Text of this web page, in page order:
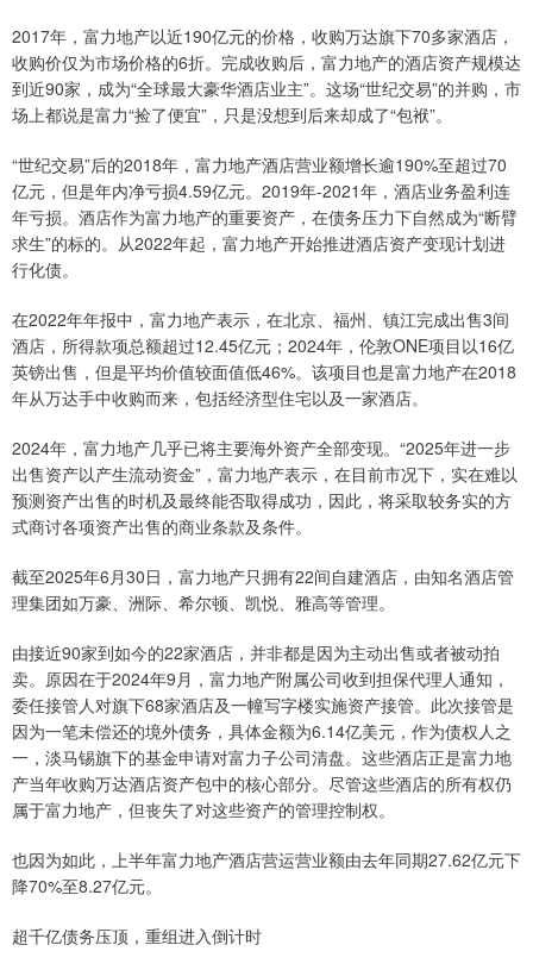
2017年，富力地产以近190亿元的价格，收购万达旗下70多家酒店，
收购价仅为市场价格的6折。完成收购后，富力地产的酒店资产规模达
到近90家，成为“全球最大豪华酒店业主”。这场“世纪交易”的并购，市
场上都说是富力“捡了便宜”，只是没想到后来却成了“包袱”。
“世纪交易”后的2018年，富力地产酒店营业额增长逾190%至超过70
亿元，但是年内净亏损4.59亿元。2019年-2021年，酒店业务盈利连
年亏损。酒店作为富力地产的重要资产，在债务压力下自然成为“断臂
求生”的标的。从2022年起，富力地产开始推进酒店资产变现计划进
行化债。
在2022年年报中，富力地产表示，在北京、福州、镇江完成出售3间
酒店，所得款项总额超过12.45亿元；2024年，伦敦ONE项目以16亿
英镑出售，但是平均价值较面值低46%。该项目也是富力地产在2018
年从万达手中收购而来，包括经济型住宅以及一家酒店。
2024年，富力地产几乎已将主要海外资产全部变现。“2025年进一步
出售资产以产生流动资金”，富力地产表示，在目前市况下，实在难以
预测资产出售的时机及最终能否取得成功，因此，将采取较务实的方
式商讨各项资产出售的商业条款及条件。
截至2025年6月30日，富力地产只拥有22间自建酒店，由知名酒店管
理集团如万豪、洲际、希尔顿、凯悦、雅高等管理。
由接近90家到如今的22家酒店，并非都是因为主动出售或者被动拍
卖。原因在于2024年9月，富力地产附属公司收到担保代理人通知，
委任接管人对旗下68家酒店及一幢写字楼实施资产接管。此次接管是
因为一笔未偿还的境外债务，具体金额为6.14亿美元，作为债权人之
一，淡马锡旗下的基金申请对富力子公司清盘。这些酒店正是富力地
产当年收购万达酒店资产包中的核心部分。尽管这些酒店的所有权仍
属于富力地产，但丧失了对这些资产的管理控制权。
也因为如此，上半年富力地产酒店营运营业额由去年同期27.62亿元下
降70%至8.27亿元。
超千亿债务压顶，重组进入倒计时